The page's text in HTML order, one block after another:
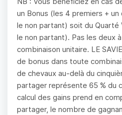
un Bonus (les 4 premiers + un
le non partant) soit du Quarté
le non partant). Pas les deux
combinaison unitaire. LE
de bonus dans toute
de chevaux au-delà du
partager représente 65 % du
calcul des gains prend en
partager, le nombre de